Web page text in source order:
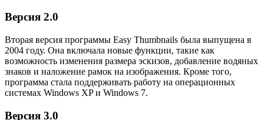
Версия 2.0
Вторая версия программы Easy Thumbnails была выпущена в
2004 году. Она включала новые функции, такие как
возможность изменения размера эскизов, добавление водяных
знаков и наложение рамок на изображения. Кроме того,
программа стала поддерживать работу на операционных
системах Windows XP и Windows 7.
Версия 3.0